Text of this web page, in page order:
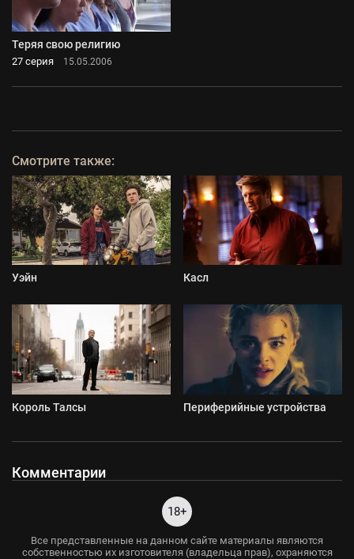
Теряя свою религию
27 серия 15.05.2006
Смотрите также:
Уэйн Касл
Король Талсы Периферийные устройства
Комментарии
18+
Все представленные на данном сайте материалы являются
собственностью их изготовителя (владельца прав), охраняются